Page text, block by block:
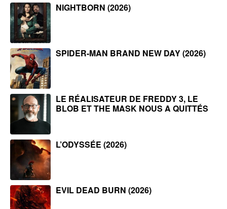
NIGHTBORN (2026)
SPIDER-MAN BRAND NEW DAY (2026)
LE RÉALISATEUR DE FREDDY 3, LE
BLOB ET THE MASK NOUS A QUITTÉS
L’ODYSSÉE (2026)
EVIL DEAD BURN (2026)